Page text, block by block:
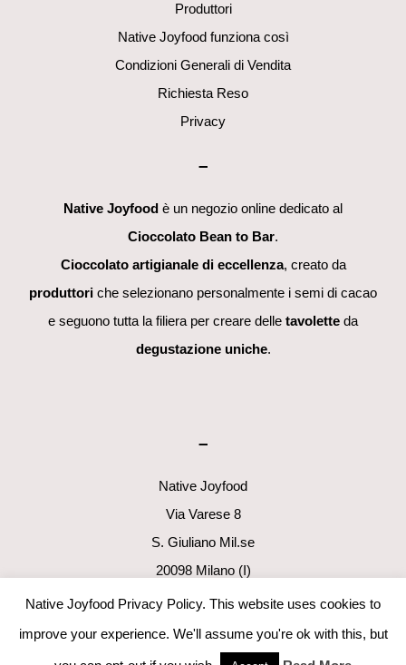
Produttori
Native Joyfood funziona così
Condizioni Generali di Vendita
Richiesta Reso
Privacy
–
Native Joyfood è un negozio online dedicato al
Cioccolato Bean to Bar.
Cioccolato artigianale di eccellenza, creato da
produttori che selezionano personalmente i semi di cacao
e seguono tutta la filiera per creare delle tavolette da
degustazione uniche.
–
Native Joyfood
Via Varese 8
S. Giuliano Mil.se
20098 Milano (I)
p.i. 06411160960
info@nativejoyfood.com
Native Joyfood Privacy Policy. This website uses cookies to
improve your experience. We'll assume you're ok with this, but